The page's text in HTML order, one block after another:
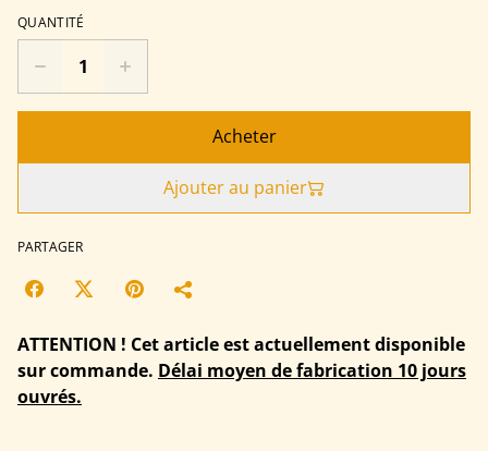
QUANTITÉ
Acheter
Ajouter au panier
PARTAGER
ATTENTION ! Cet article est actuellement disponible
sur commande. Délai moyen de fabrication 10 jours
ouvrés.